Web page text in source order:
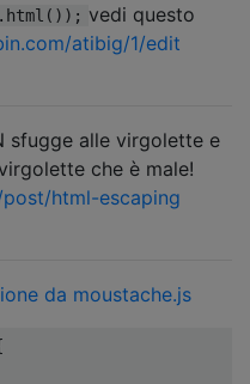
vedi questo
atibig/1/edit
sfugge alle virgolette e
che è male!
html-escaping
da moustache.js